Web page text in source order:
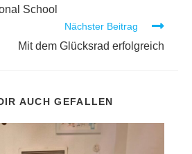
School
Nächster Beitrag
Mit dem Glücksrad erfolgreich
AUCH GEFALLEN